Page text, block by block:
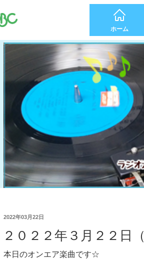
ホーム
2022年03月22日
２０２２年３月２２日（
本日のオンエア楽曲です☆